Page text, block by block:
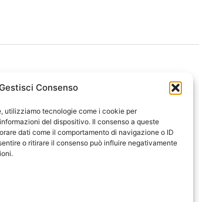
Consenso
utilizziamo tecnologie come i cookie per
del dispositivo. Il consenso a queste
dati come il comportamento di navigazione o ID
o ritirare il consenso può influire negativamente